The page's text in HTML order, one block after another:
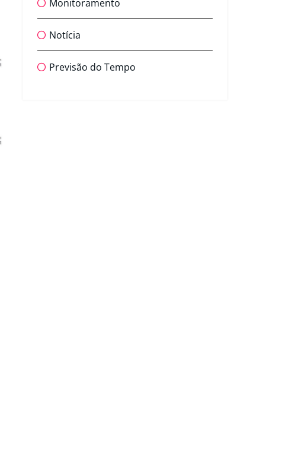
Monitoramento
Notícia
Previsão do Tempo